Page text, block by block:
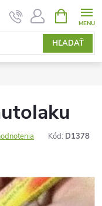
HĽADAŤ
KOŠÍK
Kód: D1378